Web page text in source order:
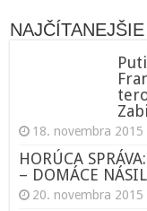
NAJČÍTANEJŠIE
18. novembra 2015
HORÚCA
– DOMÁCE
20. novembra 2015